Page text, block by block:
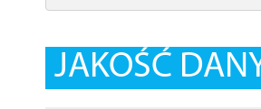
JAKOŚĆ